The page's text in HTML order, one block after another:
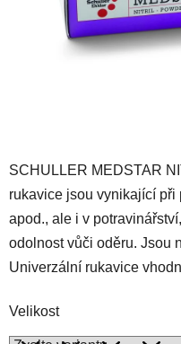
SCHULLER MEDSTAR
rukavice jsou vynikající při
apod., ale i v
odolnost vůči oděru. Jsou
Univerzální rukavice
Velikost